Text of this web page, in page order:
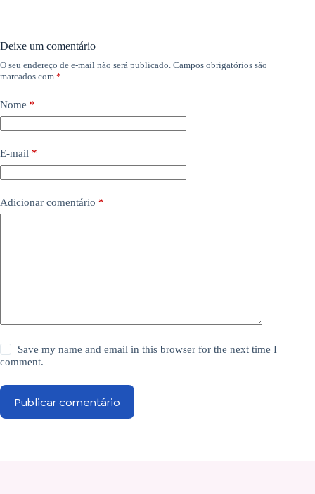
Deixe um comentário
O seu endereço de e-mail não será publicado. Campos obrigatórios são
marcados com *
Nome *
E-mail *
Adicionar comentário *
Save my name and email in this browser for the next time I
comment.
Publicar comentário